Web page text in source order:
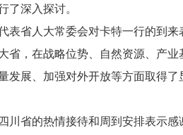
了深入探讨。
省人大常委会对卡特一行的到来
省，在战略位势、自然资源、产
发展、加强对外开放等方面取得
省的热情接待和周到安排表示感